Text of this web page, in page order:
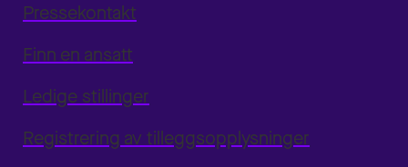
Pressekontakt
Finn en ansatt
Ledige stillinger
Registrering av tilleggsopplysninger